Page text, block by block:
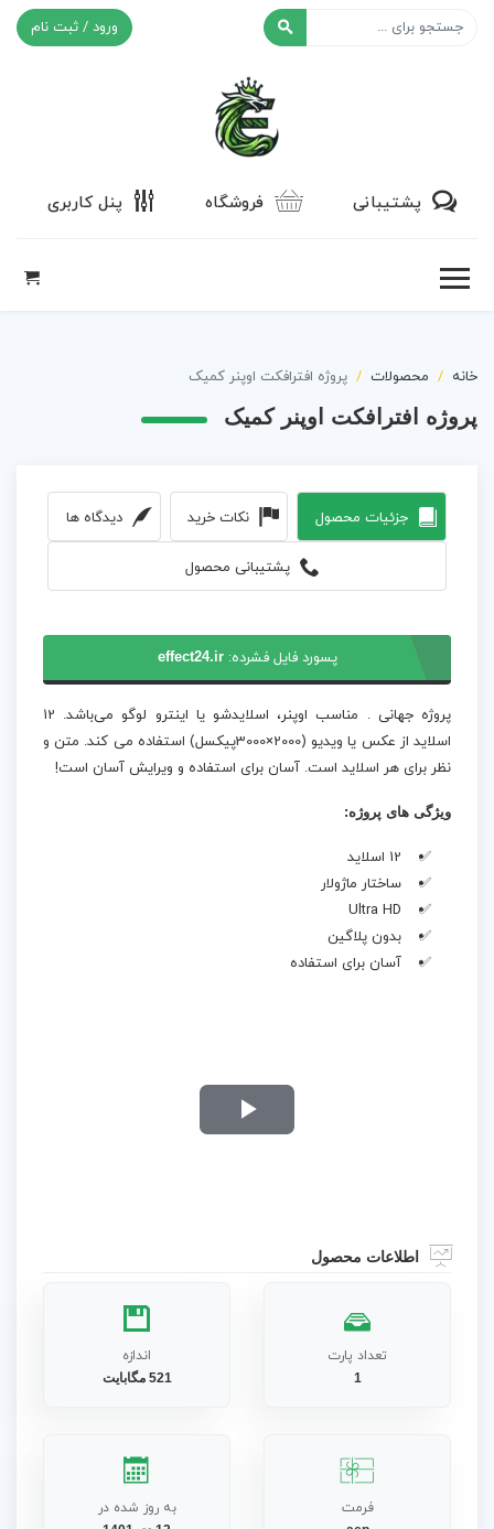
ورود / ثبت نام
پشتیبانی فروشگاه پنل کاربری
خانه محصولات پروژه افترافکت اوپنر کمیک
پروژه افترافکت اوپنر کمیک
جزئیات محصول نکات خرید دیدگاه ها
پشتیبانی محصول
پسورد فایل فشرده:effect24.ir
پروژه جهانی . مناسب اوپنر، اسلایدشو یا اینترو لوگو می‌باشد. 12
اسلاید از عکس یا ویدیو (2000×3000پیکسل) استفاده می کند. متن و
نظر برای هر اسلاید است. آسان برای استفاده و ویرایش آسان است!
ویژگی های پروژه:
12 اسلاید
ساختار ماژولار
Ultra HD
بدون پلاگین
آسان برای استفاده
Play
اطلاعات محصول
تعداد پارت
1
اندازه
521 مگابایت
فرمت به روز شده در